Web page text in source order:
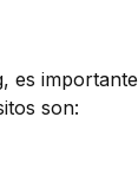
es
son: